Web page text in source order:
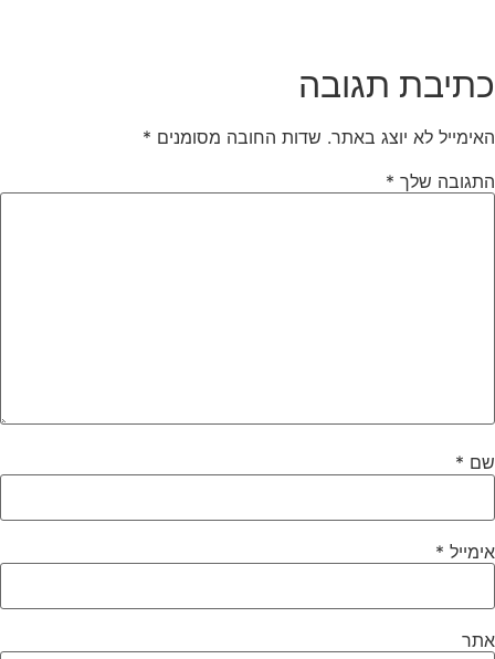
כתיבת תגובה
האימייל לא יוצג באתר. שדות החובה מסומנים *
התגובה שלך *
שם *
אימייל *
אתר